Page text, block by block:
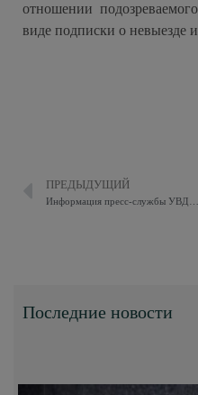
отношении
виде подписки о невыезде
ПРЕДЫДУЩИЙ
Последние новости